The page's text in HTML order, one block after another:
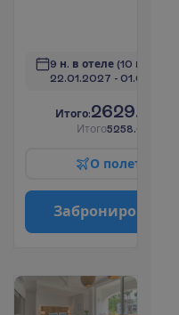
9 н. в отеле (10 н. всего)
22.01.2027 - 01.02.2027
Итого:2629.00
Итого5258.00
О полет
Заброниро